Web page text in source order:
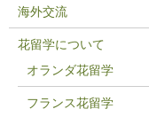
海外交流
花留学について
オランダ花留学
フランス花留学